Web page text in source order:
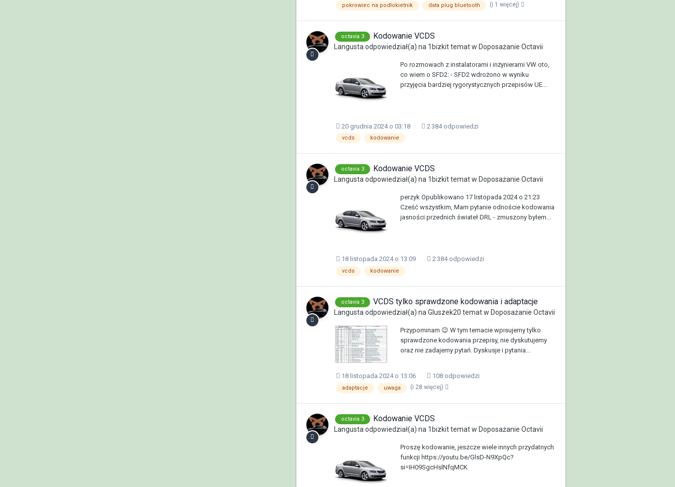
pokrowiec na podłokietnik data plug bluetooth (i 1 więcej)
octavia 3 Kodowanie VCDS
Langusta odpowiedział(a) na 1bizkittemat w Doposażanie Octavii
Po rozmowach z instalatorami i inżynierami VW oto,
co wiem o SFD2: - SFD2 wdrożono w wyniku
przyjęcia bardziej rygorystycznych przepisów UE...
20 grudnia 2024 o 03:18 2 384 odpowiedzi
vcds kodowanie
octavia 3 Kodowanie VCDS
Langusta odpowiedział(a) na 1bizkittemat w Doposażanie Octavii
perzyk Opublikowano 17 listopada 2024 o 21:23
Cześć wszystkim, Mam pytanie odnoście kodowania
jasności przednich świateł DRL - zmuszony byłem...
18 listopada 2024 o 13:09 2 384 odpowiedzi
vcds kodowanie
octavia 3 VCDS tylko sprawdzone kodowania i adaptacje
Langusta odpowiedział(a) na Gluszek20 temat w Doposażanie Octavii
Przypominam 😉 W tym temacie wpisujemy tylko
sprawdzone kodowania przepisy, nie dyskutujemy
oraz nie zadajemy pytań. Dyskusje i pytania...
18 listopada 2024 o 13:06 108 odpowiedzi
adaptacje uwaga (i 28 więcej)
octavia 3 Kodowanie VCDS
Langusta odpowiedział(a) na 1bizkittemat w Doposażanie Octavii
Proszę kodowanie, jeszcze wiele innych przydatnych
funkcji https://youtu.be/GlsD-N9XpQc?
si=IH09SgcHslNfqMCK